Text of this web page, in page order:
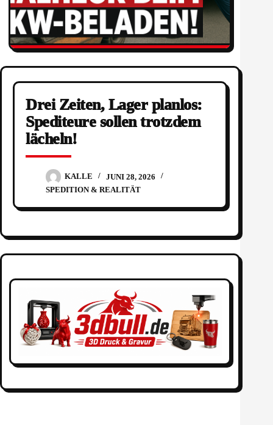
Drei Zeiten, Lager planlos:
Spediteure sollen trotzdem
lächeln!
KALLE
JUNI 28, 2026
SPEDITION & REALITÄT